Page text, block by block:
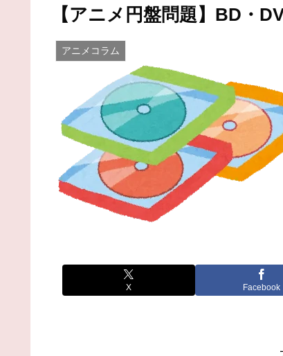
【アニメ円盤問題】BD・
アニメコラム
X Facebook